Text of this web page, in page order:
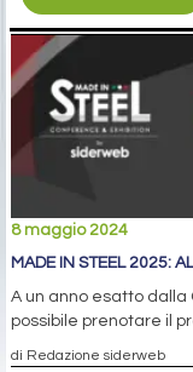
8 maggio 2024
MADE IN STEEL 2025:
A un anno esatto dalla
possibile prenotare il
di Redazione siderweb